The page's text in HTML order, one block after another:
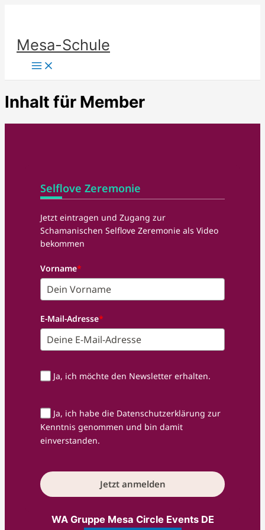
springen
Mesa-Schule
Inhalt für Member
Selflove Zeremonie
Jetzt eintragen und Zugang zur
Schamanischen Selflove Zeremonie als Video
bekommen
Vorname*
E-Mail-Adresse*
Ja, ich möchte den Newsletter erhalten.
Ja, ich habe die Datenschutzerklärung zur
Kenntnis genommen und bin damit
einverstanden.
Jetzt anmelden
WA Gruppe Mesa Circle Events DE